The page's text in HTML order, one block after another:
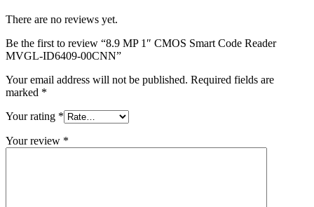
There are no reviews yet.
Be the first to review “8.9 MP 1″ CMOS Smart Code Reader
MVGL-ID6409-00CNN”
Your email address will not be published. Required fields are
marked *
Your rating *
Your review *